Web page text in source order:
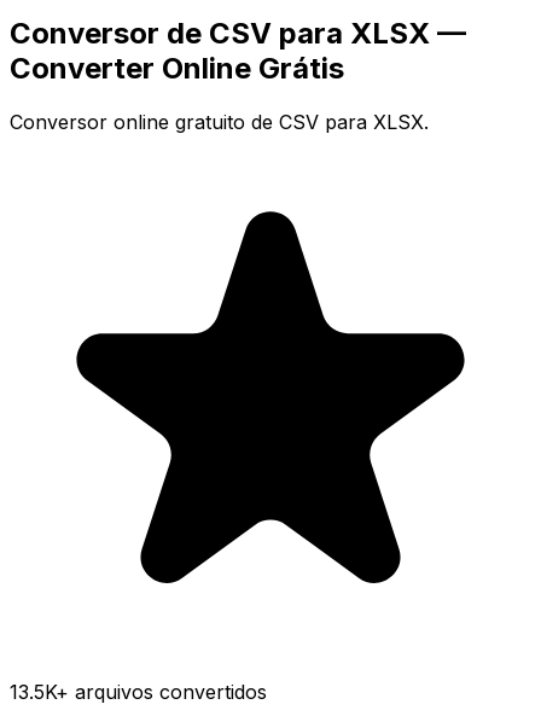
Conversor de CSV para XLSX —
Converter Online Grátis
Conversor online gratuito de CSV para XLSX.
13.5K+ arquivos convertidos